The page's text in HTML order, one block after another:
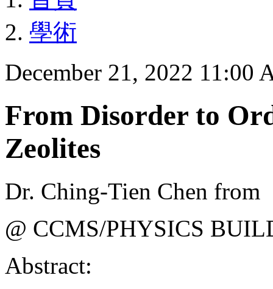
學術
December 21, 2022 11:00
From Disorder to
Zeolites
Dr. Ching-Tien Chen from
@ CCMS/PHYSICS
Abstract: